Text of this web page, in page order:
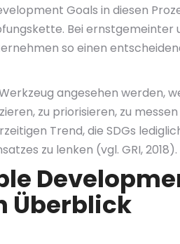
Goals in diesen
Bei ernstgemeinter
so einen
angesehen werden,
zu priorisieren, zu
Trend, die SDGs
zu lenken (vgl. GRI, 2018).
Überblick